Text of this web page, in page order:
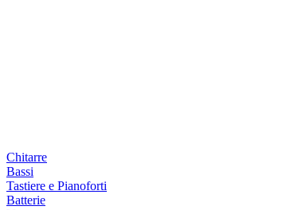
Chitarre
Bassi
Tastiere e Pianoforti
Batterie